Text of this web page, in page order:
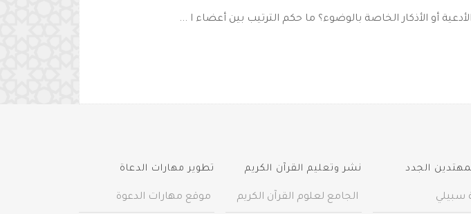
أو الأذكار الخاصة بالوضوء؟ ما حكم الترتيب بين أعضاء ا ...
الجدد
سبيلي
نشر وتعليم القرآن الكريم
الجامع لعلوم القرآن الكريم
تطوير مهارات الدعاة
موقع مهارات الدعوة